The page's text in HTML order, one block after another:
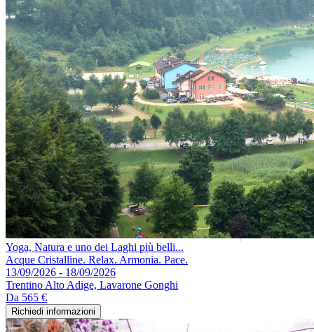
Yoga, Natura e uno dei Laghi più belli...
Acque Cristalline. Relax. Armonia. Pace.
13/09/2026 - 18/09/2026
Trentino Alto Adige, Lavarone Gonghi
Da 565 €
Richiedi informazioni